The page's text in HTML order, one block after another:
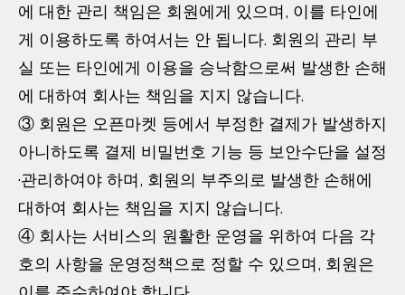
에 대한 관리 책임은 회원에게 있으며, 이를 타인에
게 이용하도록 하여서는 안 됩니다. 회원의 관리 부
실 또는 타인에게 이용을 승낙함으로써 발생한 손해
에 대하여 회사는 책임을 지지 않습니다.
③ 회원은 오픈마켓 등에서 부정한 결제가 발생하지
아니하도록 결제 비밀번호 기능 등 보안수단을 설정
·관리하여야 하며, 회원의 부주의로 발생한 손해에
대하여 회사는 책임을 지지 않습니다.
④ 회사는 서비스의 원활한 운영을 위하여 다음 각
호의 사항을 운영정책으로 정할 수 있으며, 회원은